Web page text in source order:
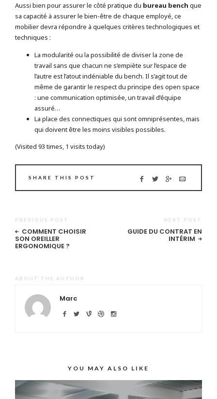
Aussi bien pour assurer le côté pratique du bureau bench que
sa capacité à assurer le bien-être de chaque employé, ce
mobilier devra répondre à quelques critères technologiques et
techniques :
La modularité ou la possibilité de diviser la zone de
travail sans que chacun ne s’empiète sur l’espace de
l’autre est l’atout indéniable du bench. Il s’agit tout de
même de garantir le respect du principe des open space
: une communication optimisée, un travail d’équipe
assuré…
La place des connectiques qui sont omniprésentes, mais
qui doivent être les moins visibles possibles.
(Visited 93 times, 1 visits today)
SHARE THIS POST
PREVIOUS POST
COMMENT CHOISIR
SON OREILLER
ERGONOMIQUE ?
NEXT POST
GUIDE DU CONTRAT EN
INTÉRIM
ABOUT THE AUTHOR
Marc
YOU MAY ALSO LIKE